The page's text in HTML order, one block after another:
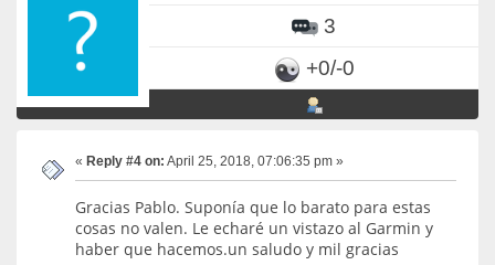
3
+0/-0
« Reply #4 on: April 25, 2018, 07:06:35 pm »
Gracias Pablo. Suponía que lo barato para estas
cosas no valen. Le echaré un vistazo al Garmin y
haber que hacemos.un saludo y mil gracias